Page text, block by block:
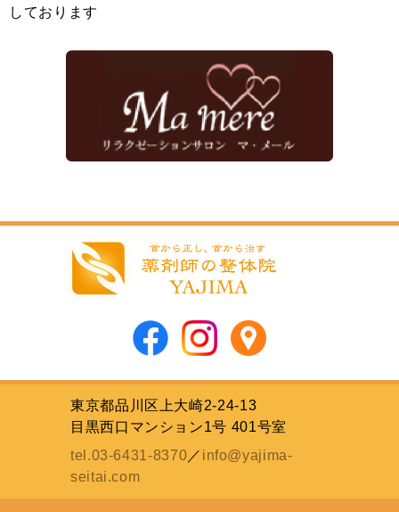
しております
東京都品川区上大崎2-24-13
目黒西口マンション1号 401号室
tel.03-6431-8370／ info@yajima-
seitai.com